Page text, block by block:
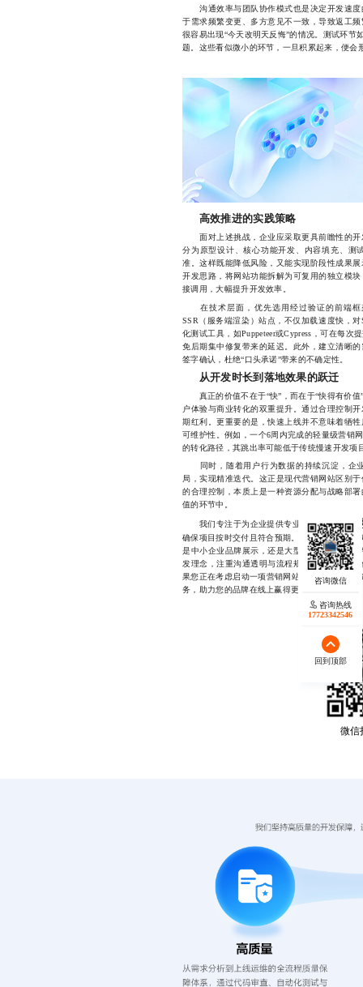
沟通效率与团队协作模式也是决定开发速度
于需求频繁变更、多方意见不一致，导致返工
很容易出现“今天改明天反悔”的情况。测试环
题。这些看似微小的环节，一旦积累起来，便会
高效推进的实践策略
面对上述挑战，企业应采取更具前瞻性的开
分为原型设计、核心功能开发、内容填充、测
准。这样既能降低风险，又能实现阶段性成果
开发思路，将网站功能拆解为可复用的独立模
接调用，大幅提升开发效率。
在技术层面，优先选用经过验证的前端框
SSR（服务端渲染）站点，不仅加载速度快，
化测试工具，如Puppeteer或Cypress，可在每
免后期集中修复带来的延迟。此外，建立清晰
签字确认，杜绝“口头承诺”带来的不确定性。
从开发时长到落地效果的跃迁
真正的价值不在于“快”，而在于“快得有价值
户体验与商业转化的双重提升。通过合理控制
期红利。更重要的是，快速上线并不意味着牺
可维护性。例如，一个6周内完成的轻量级营销
的转化路径，其跳出率可能低于传统慢速开发项
同时，随着用户行为数据的持续沉淀，企
局，实现精准迭代。这正是现代营销网站区别
的合理控制，本质上是一种资源分配与战略部
值的环节中。
我们专注于为企业提供专业、高效的营销
确保项目按时交付且符合预期。团队拥有丰富的
是中小企业品牌展示，还是大型企业的全渠道
发理念，注重沟通透明与流程规范，帮助客户
果您正在考虑启动一项营销网站开发项目，欢迎
务，助力您的品牌在线上赢得更多关注与信任。
微信
咨询热线
17723342546
回到顶部